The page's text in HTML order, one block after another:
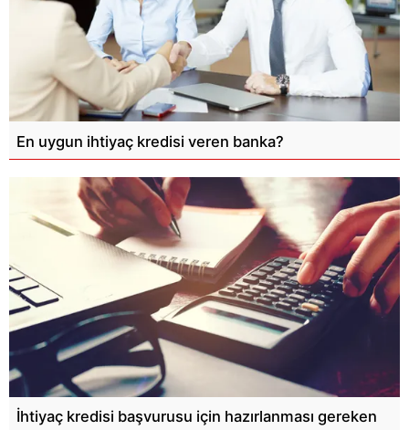
En uygun ihtiyaç kredisi veren banka?
İhtiyaç kredisi başvurusu için hazırlanması gereken